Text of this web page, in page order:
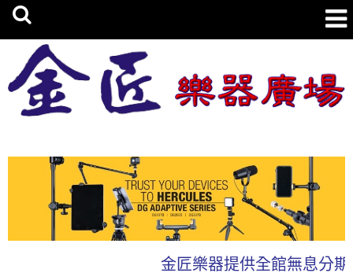
金匠樂器提供全館無息分